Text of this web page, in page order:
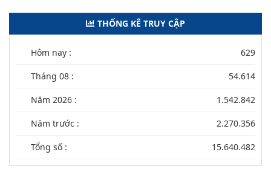
THỐNG KÊ TRUY CẬP
Hôm nay : 629
Tháng 08 : 54.614
Năm 2026 : 1.542.842
Năm trước : 2.270.356
Tổng số : 15.640.482